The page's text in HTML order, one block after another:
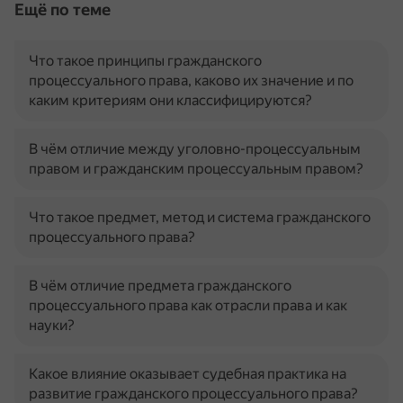
Ещё по теме
Что такое принципы гражданского
процессуального права, каково их значение и по
каким критериям они классифицируются?
В чём отличие между уголовно-процессуальным
правом и гражданским процессуальным правом?
Что такое предмет, метод и система гражданского
процессуального права?
В чём отличие предмета гражданского
процессуального права как отрасли права и как
науки?
Какое влияние оказывает судебная практика на
развитие гражданского процессуального права?